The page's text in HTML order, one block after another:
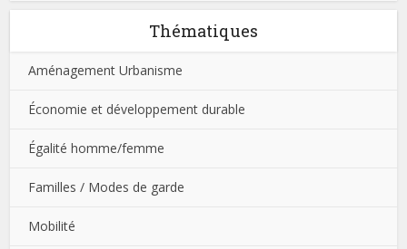
Thématiques
Aménagement Urbanisme
Économie et développement durable
Égalité homme/femme
Familles / Modes de garde
Mobilité